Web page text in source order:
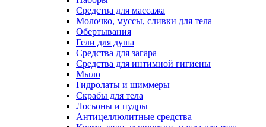
Средства для массажа
Молочко, муссы, сливки для тела
Обертывания
Гели для душа
Средства для загара
Средства для интимной гигиены
Мыло
Гидролаты и шиммеры
Скрабы для тела
Лосьоны и пудры
Антицеллюлитные средства